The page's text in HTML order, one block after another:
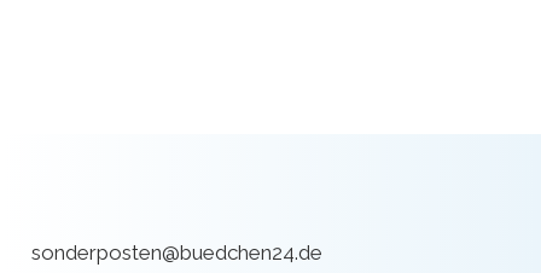
sonderposten@buedchen24.de